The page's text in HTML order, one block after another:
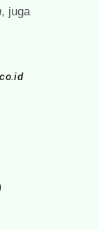
, juga